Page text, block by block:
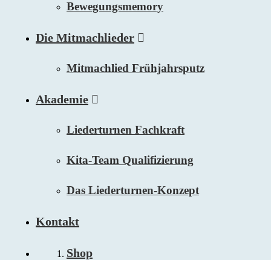
Bewegungsmemory
Die Mitmachlieder
Mitmachlied Frühjahrsputz
Akademie
Liederturnen Fachkraft
Kita-Team Qualifizierung
Das Liederturnen-Konzept
Kontakt
Shop